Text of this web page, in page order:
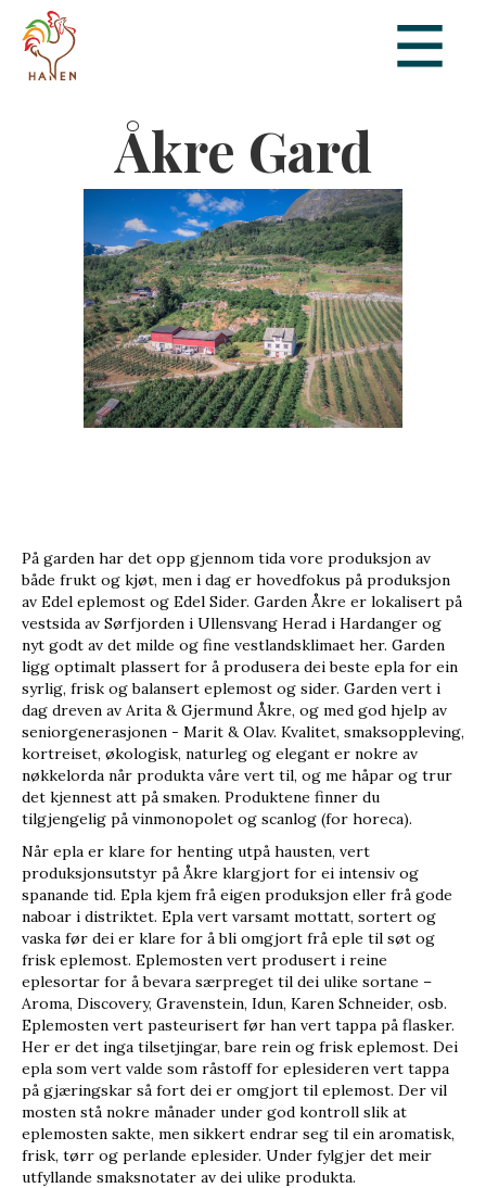
Åkre Gard
På garden har det opp gjennom tida vore produksjon av
både frukt og kjøt, men i dag er hovedfokus på produksjon
av Edel eplemost og ­Edel Sider. Garden Åkre er lokalisert på
vestsida av Sørfjorden i Ullensvang Herad i Hardanger og
nyt godt av det milde og fine vestlandsklimaet her. Garden
ligg optimalt plassert for å produsera dei beste epla for ein
syrlig, frisk og balansert eplemost og ­sider. Garden vert i
dag dreven av Arita & Gjermund Åkre, og med god hjelp av
seniorgenerasjonen - Marit & Olav. Kvalitet, smaksoppleving,
kortreiset, økologisk, naturleg og elegant er nokre av
nøkkelorda når produkta våre vert til, og me håpar og trur
det kjennest att på smaken. Produktene finner du
tilgjengelig på vinmonopolet og scanlog (for horeca).
Når epla er klare for henting utpå hausten, vert
produksjonsutstyr på Åkre klargjort for ei intensiv og
spanande tid. Epla kjem frå eigen produksjon eller frå gode
naboar i distriktet. Epla vert varsamt mottatt, sortert og
vaska før dei er klare for å bli omgjort frå eple til søt og
frisk eplemost. Eplemosten vert produsert i reine
eplesortar for å bevara særpreget til dei ulike sortane –
Aroma, Discovery, Gravenstein, Idun, Karen Schneider, osb.
Eplemosten vert pasteurisert før han vert tappa på flasker.
Her er det inga tilsetjingar, bare rein og frisk eplemost. Dei
epla som vert valde som råstoff for eplesideren vert tappa
på gjæringskar så fort dei er omgjort til eplemost. Der vil
mosten stå nokre månader under god kontroll slik at
eplemosten sakte, men sikkert endrar seg til ein aromatisk,
frisk, tørr og perlande eplesider. Under fylgjer det meir
utfyllande smaksnotater av dei ulike produkta.